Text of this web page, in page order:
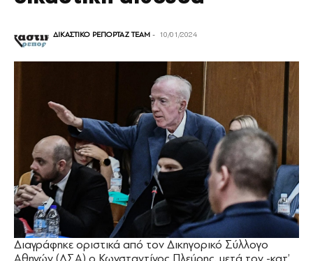
ΔΙΚΑΣΤΙΚΟ ΡΕΠΟΡΤΑΖ TEAM - 10/01/2024
Διαγράφηκε οριστικά από τον Δικηγορικό Σύλλογο